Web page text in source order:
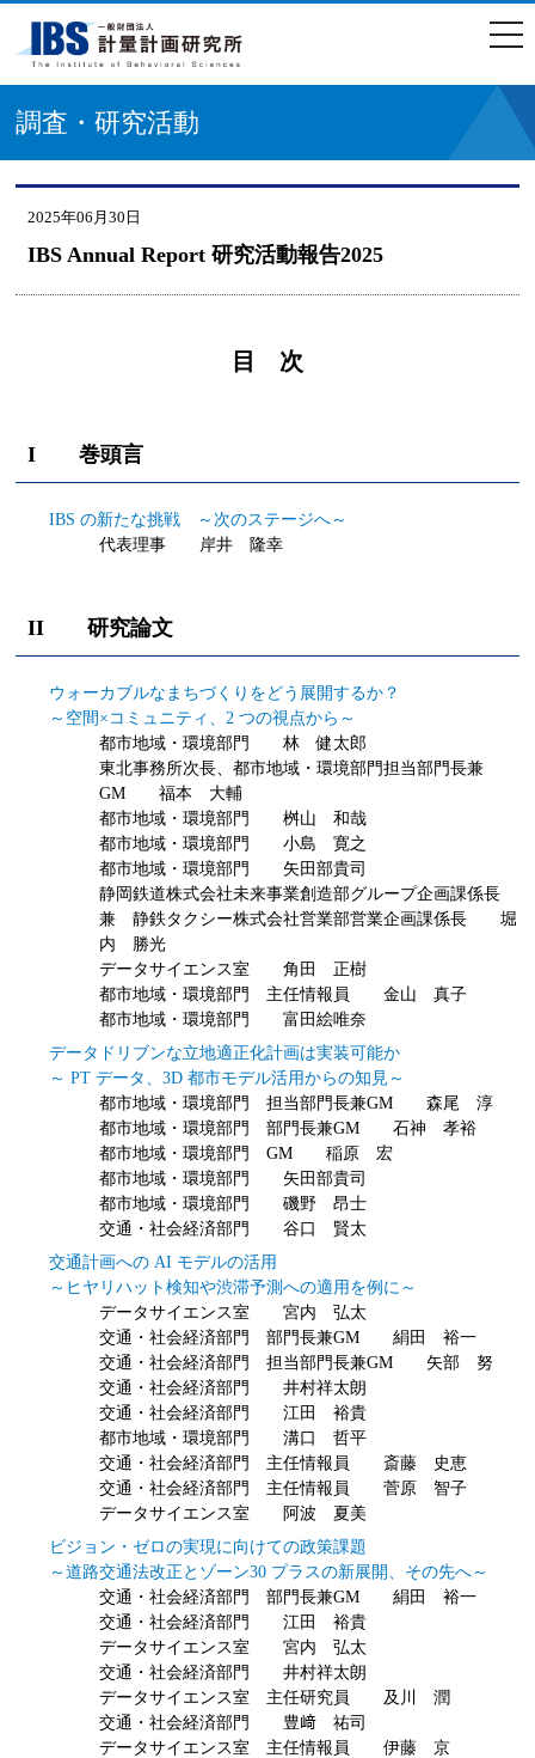
調査・研究活動
2025年06月30日
IBS Annual Report 研究活動報告2025
目 次
I 巻頭言
IBS の新たな挑戦 ～次のステージへ～
代表理事 岸井 隆幸
II 研究論文
ウォーカブルなまちづくりをどう展開するか？
～空間×コミュニティ、2 つの視点から～
都市地域・環境部門 林 健太郎
東北事務所次長、都市地域・環境部門担当部門長兼
GM 福本 大輔
都市地域・環境部門 桝山 和哉
都市地域・環境部門 小島 寛之
都市地域・環境部門 矢田部貴司
静岡鉄道株式会社未来事業創造部グループ企画課係長
兼 静鉄タクシー株式会社営業部営業企画課係長 堀
内 勝光
データサイエンス室 角田 正樹
都市地域・環境部門 主任情報員 金山 真子
都市地域・環境部門 富田絵唯奈
データドリブンな立地適正化計画は実装可能か
～ PT データ、3D 都市モデル活用からの知見～
都市地域・環境部門 担当部門長兼GM 森尾 淳
都市地域・環境部門 部門長兼GM 石神 孝裕
都市地域・環境部門 GM 稲原 宏
都市地域・環境部門 矢田部貴司
都市地域・環境部門 磯野 昂士
交通・社会経済部門 谷口 賢太
交通計画への AI モデルの活用
～ヒヤリハット検知や渋滞予測への適用を例に～
データサイエンス室 宮内 弘太
交通・社会経済部門 部門長兼GM 絹田 裕一
交通・社会経済部門 担当部門長兼GM 矢部 努
交通・社会経済部門 井村祥太朗
交通・社会経済部門 江田 裕貴
都市地域・環境部門 溝口 哲平
交通・社会経済部門 主任情報員 斎藤 史恵
交通・社会経済部門 主任情報員 菅原 智子
データサイエンス室 阿波 夏美
ビジョン・ゼロの実現に向けての政策課題
～道路交通法改正とゾーン30 プラスの新展開、その先へ～
交通・社会経済部門 部門長兼GM 絹田 裕一
交通・社会経済部門 江田 裕貴
データサイエンス室 宮内 弘太
交通・社会経済部門 井村祥太朗
データサイエンス室 主任研究員 及川 潤
交通・社会経済部門 豊﨑 祐司
データサイエンス室 主任情報員 伊藤 京